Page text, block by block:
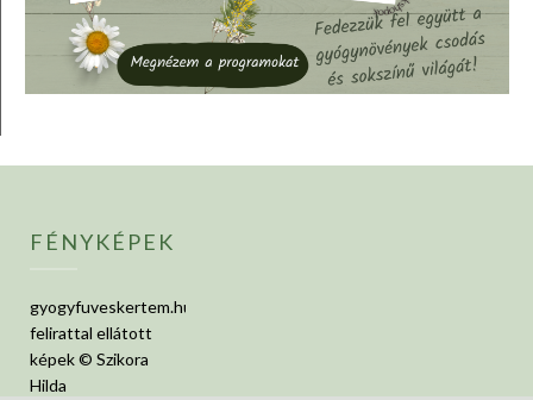
FÉNYKÉPEK
gyogyfuveskertem.hu
felirattal ellátott
képek © Szikora
Hilda